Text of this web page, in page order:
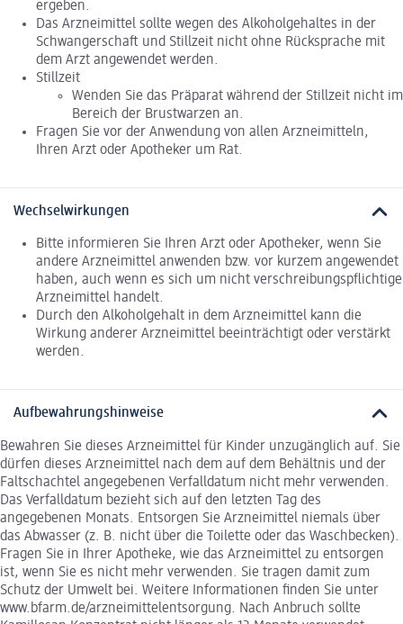
ergeben.
Das Arzneimittel sollte wegen des Alkoholgehaltes in der
Schwangerschaft und Stillzeit nicht ohne Rücksprache mit
dem Arzt angewendet werden.
Stillzeit
Wenden Sie das Präparat während der Stillzeit nicht im
Bereich der Brustwarzen an.
Fragen Sie vor der Anwendung von allen Arzneimitteln,
Ihren Arzt oder Apotheker um Rat.
Wechselwirkungen
Bitte informieren Sie Ihren Arzt oder Apotheker, wenn Sie
andere Arzneimittel anwenden bzw. vor kurzem angewendet
haben, auch wenn es sich um nicht verschreibungspflichtige
Arzneimittel handelt.
Durch den Alkoholgehalt in dem Arzneimittel kann die
Wirkung anderer Arzneimittel beeinträchtigt oder verstärkt
werden.
Aufbewahrungshinweise
Bewahren Sie dieses Arzneimittel für Kinder unzugänglich auf. Sie
dürfen dieses Arzneimittel nach dem auf dem Behältnis und der
Faltschachtel angegebenen Verfalldatum nicht mehr verwenden.
Das Verfalldatum bezieht sich auf den letzten Tag des
angegebenen Monats. Entsorgen Sie Arzneimittel niemals über
das Abwasser (z. B. nicht über die Toilette oder das Waschbecken).
Fragen Sie in Ihrer Apotheke, wie das Arzneimittel zu entsorgen
ist, wenn Sie es nicht mehr verwenden. Sie tragen damit zum
Schutz der Umwelt bei. Weitere Informationen finden Sie unter
www.bfarm.de/arzneimittelentsorgung. Nach Anbruch sollte